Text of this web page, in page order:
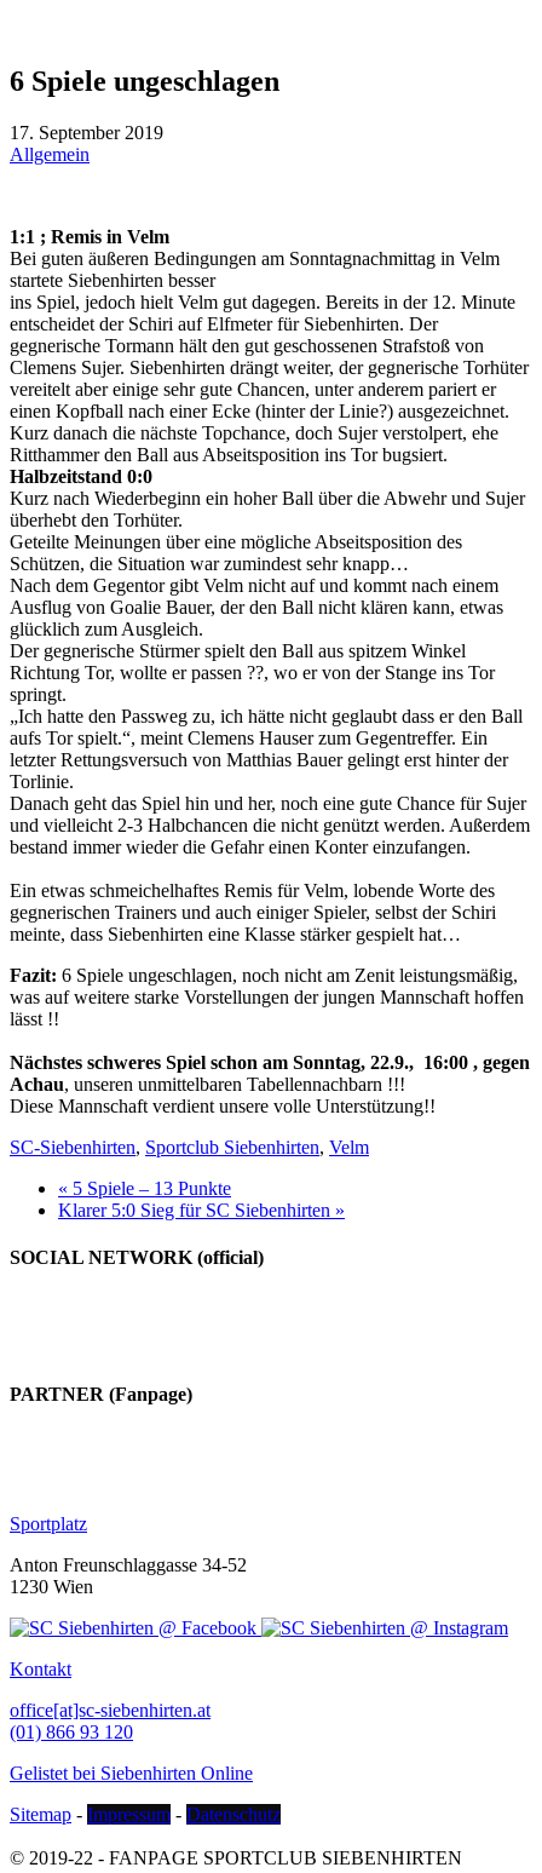
6 Spiele ungeschlagen
17. September 2019
Allgemein
1:1 ; Remis in Velm
Bei guten äußeren Bedingungen am Sonntagnachmittag in Velm
startete Siebenhirten besser
ins Spiel, jedoch hielt Velm gut dagegen. Bereits in der 12. Minute
entscheidet der Schiri auf Elfmeter für Siebenhirten. Der
gegnerische Tormann hält den gut geschossenen Strafstoß von
Clemens Sujer. Siebenhirten drängt weiter, der gegnerische Torhüter
vereitelt aber einige sehr gute Chancen, unter anderem pariert er
einen Kopfball nach einer Ecke (hinter der Linie?) ausgezeichnet.
Kurz danach die nächste Topchance, doch Sujer verstolpert, ehe
Ritthammer den Ball aus Abseitsposition ins Tor bugsiert.
Halbzeitstand 0:0
Kurz nach Wiederbeginn ein hoher Ball über die Abwehr und Sujer
überhebt den Torhüter.
Geteilte Meinungen über eine mögliche Abseitsposition des
Schützen, die Situation war zumindest sehr knapp…
Nach dem Gegentor gibt Velm nicht auf und kommt nach einem
Ausflug von Goalie Bauer, der den Ball nicht klären kann, etwas
glücklich zum Ausgleich.
Der gegnerische Stürmer spielt den Ball aus spitzem Winkel
Richtung Tor, wollte er passen ??, wo er von der Stange ins Tor
springt.
„Ich hatte den Passweg zu, ich hätte nicht geglaubt dass er den Ball
aufs Tor spielt.“, meint Clemens Hauser zum Gegentreffer. Ein
letzter Rettungsversuch von Matthias Bauer gelingt erst hinter der
Torlinie.
Danach geht das Spiel hin und her, noch eine gute Chance für Sujer
und vielleicht 2-3 Halbchancen die nicht genützt werden. Außerdem
bestand immer wieder die Gefahr einen Konter einzufangen.
Ein etwas schmeichelhaftes Remis für Velm, lobende Worte des
gegnerischen Trainers und auch einiger Spieler, selbst der Schiri
meinte, dass Siebenhirten eine Klasse stärker gespielt hat…
Fazit: 6 Spiele ungeschlagen, noch nicht am Zenit leistungsmäßig,
was auf weitere starke Vorstellungen der jungen Mannschaft hoffen
lässt !!
Nächstes schweres Spiel schon am Sonntag, 22.9., 16:00 , gegen
Achau, unseren unmittelbaren Tabellennachbarn !!!
Diese Mannschaft verdient unsere volle Unterstützung!!
SC-Siebenhirten, Sportclub Siebenhirten, Velm
« 5 Spiele – 13 Punkte
Klarer 5:0 Sieg für SC Siebenhirten »
SOCIAL NETWORK (official)
PARTNER (Fanpage)
Sportplatz
Anton Freunschlaggasse 34-52
1230 Wien
Kontakt
office[at]sc-siebenhirten.at
(01) 866 93 120
Gelistet bei Siebenhirten Online
Sitemap - Impressum - Datenschutz
© 2019-22 - FANPAGE SPORTCLUB SIEBENHIRTEN